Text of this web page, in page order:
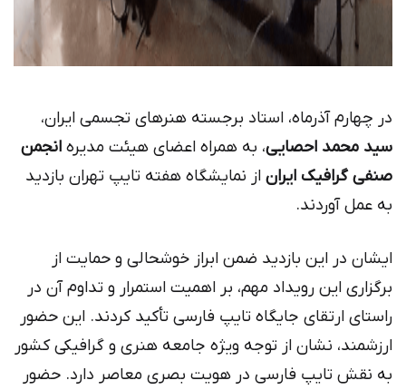
در چهارم آذرماه، استاد برجسته هنرهای تجسمی ایران،
سید محمد احصایی، به همراه اعضای هیئت مدیره انجمن
صنفی گرافیک ایران از نمایشگاه هفته تایپ تهران بازدید
به عمل آوردند.
ایشان در این بازدید ضمن ابراز خوشحالی و حمایت از
برگزاری این رویداد مهم، بر اهمیت استمرار و تداوم آن در
راستای ارتقای جایگاه تایپ فارسی تأکید کردند. این حضور
ارزشمند، نشان از توجه ویژه جامعه هنری و گرافیکی کشور
به نقش تایپ فارسی در هویت بصری معاصر دارد. حضور